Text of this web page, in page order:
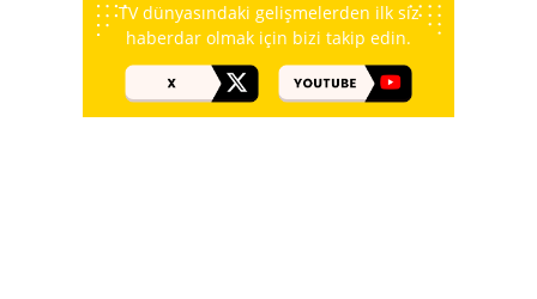
TV dünyasındaki gelişmelerden ilk siz
haberdar olmak için bizi takip edin.